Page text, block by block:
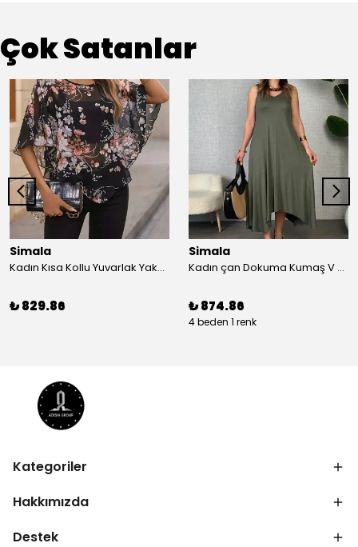
Çok Satanlar
Simala
Kadın Kısa Kollu Yuvarlak Yaka çiçek Baskılı Asimetrik Kesim şifon Bluz
₺ 829.86
Simala
Kadın çan Dokuma Kumaş V Yaka Asimetrik Kesim Elbise
₺ 874.86
4 beden 1 renk
Kategoriler
Hakkımızda
Destek